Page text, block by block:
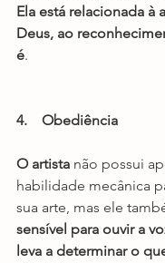
Ela está relacionada à
Deus, ao
é.
4.    Obediência
O artista não possui
habilidade mecânica
sua arte, mas ele
sensível para ouvir a
leva a determinar o